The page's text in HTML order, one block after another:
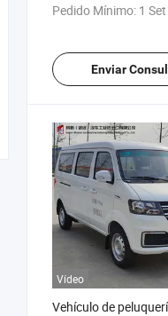
Pedido Mínimo: 1 Set
Enviar
Vídeo
Vehículo de